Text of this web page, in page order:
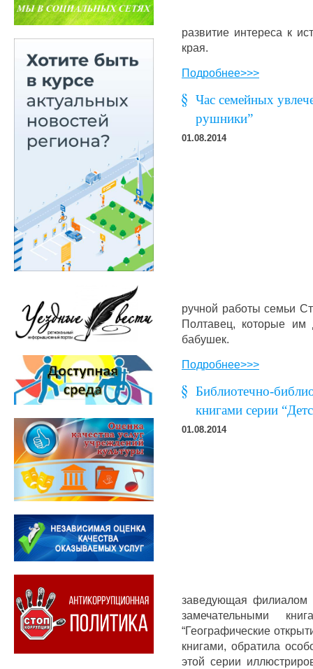
развитие интереса к
края.
Подробнее>>>
Час семейных
рушники”
01.08.2014
ручной работы семьи
Полтавец, которые им
бабушек.
Подробнее>>>
Библиотечно-
книгами серии
01.08.2014
заведующая филиалом
замечательными
“Географические
книгами, обратила
этой серии